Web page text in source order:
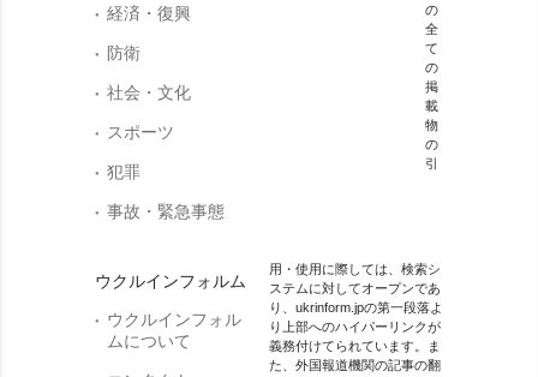
経済・復興
防衛
社会・文化
スポーツ
犯罪
事故・緊急事態
ウクルインフォルム
ウクルインフォル
ムについて
の
全
て
の
掲
載
物
の
引
用・使用に際しては、検索シ
ステムに対してオープンであ
り、ukrinform.jpの第一段落よ
り上部へのハイパーリンクが
義務付けてられています。ま
た、外国報道機関の記事の翻